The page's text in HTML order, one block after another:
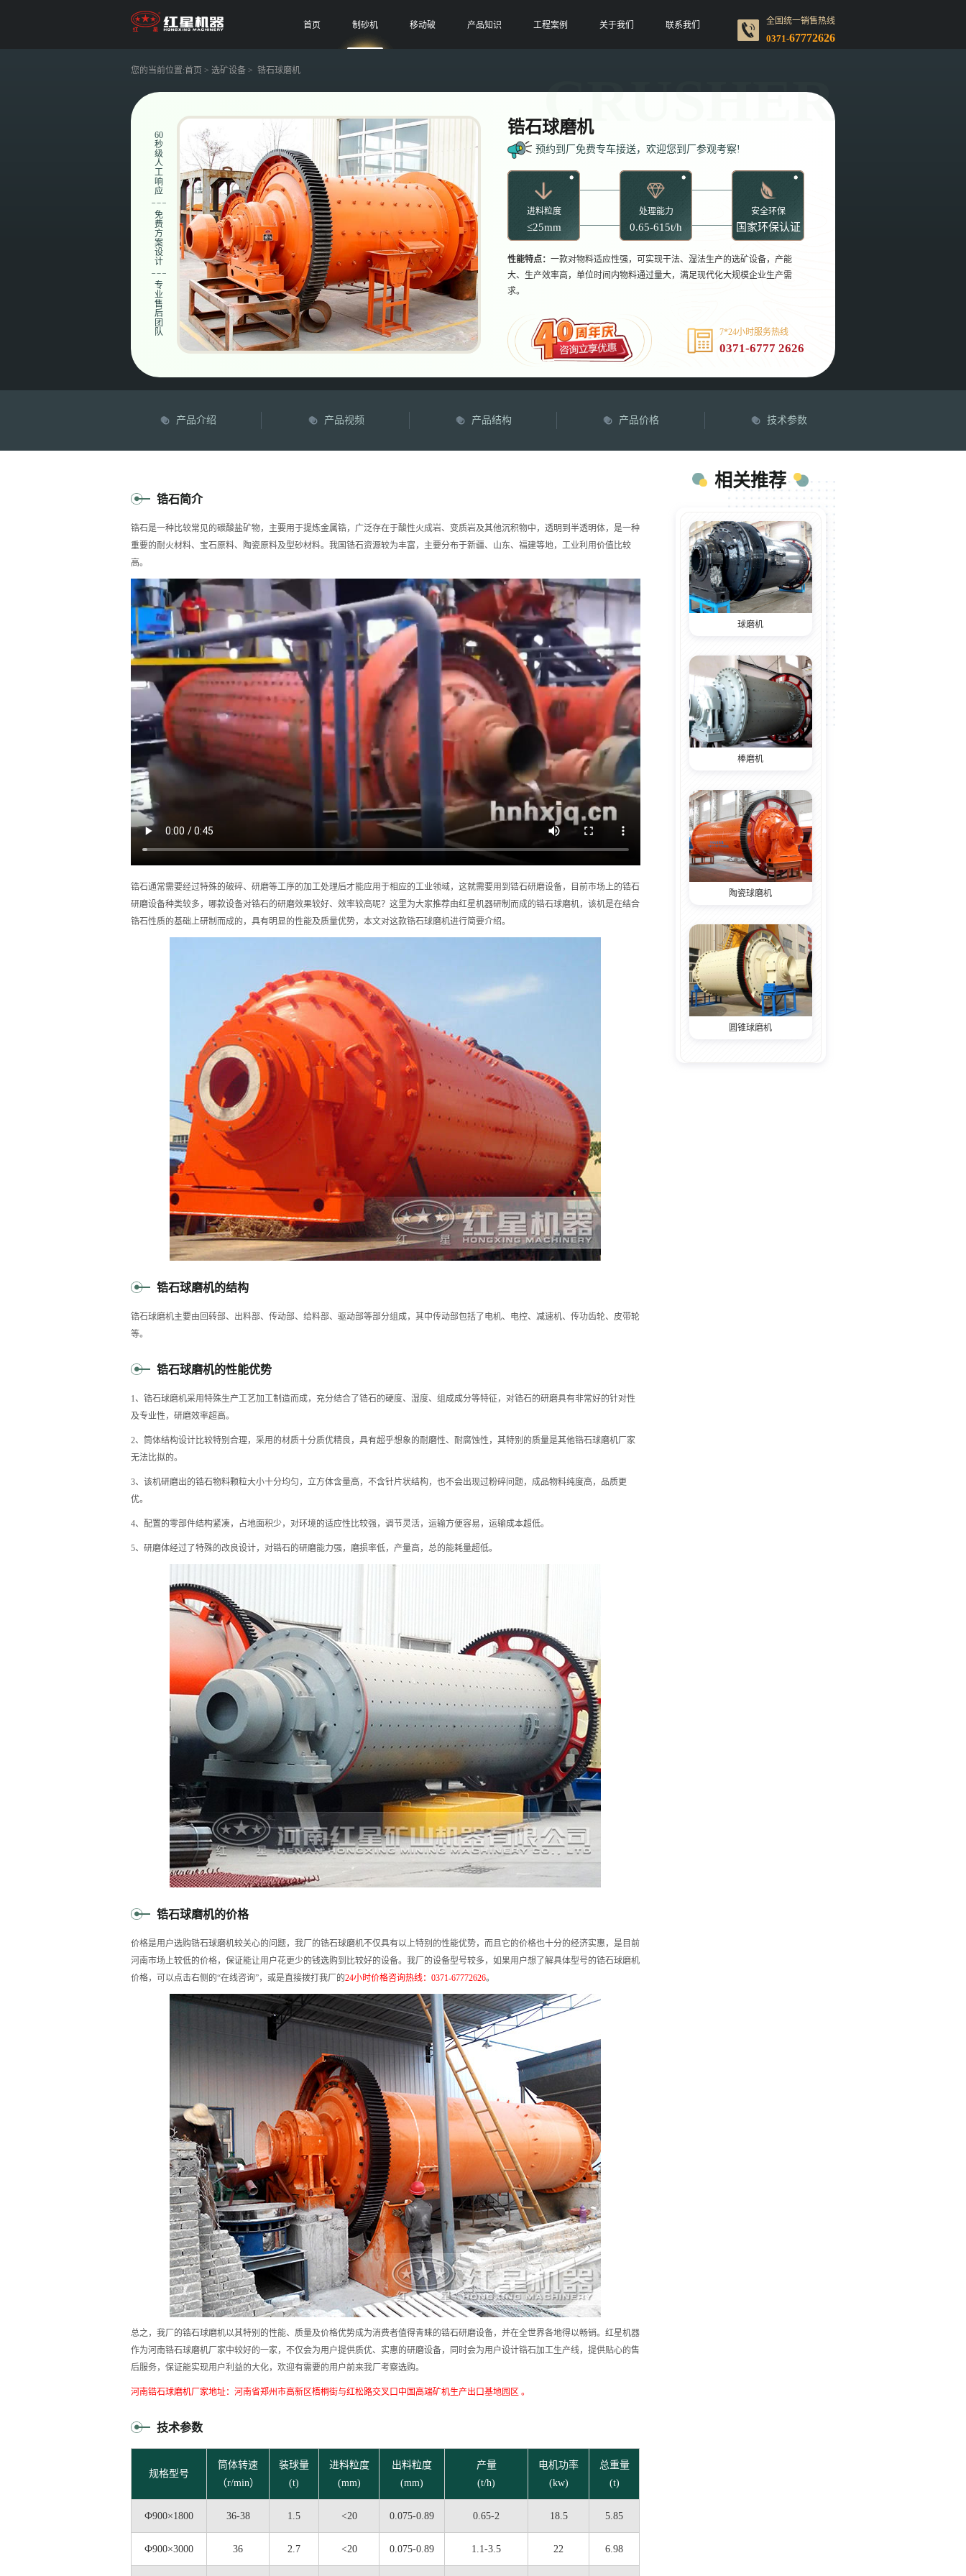
全国统一销售热线
0371-67772626
首页 制砂机 移动破 产品知识 工程案例 关于我们 联系我们
您的当前位置:首页 > 选矿设备 > 锆石球磨机
60
秒
级
人
工
响
应
免
费
方
案
设
计
专
业
售
后
团
队
锆石球磨机
预约到厂免费专车接送，欢迎您到厂参观考察!
进料粒度
≤25mm
处理能力
0.65-615t/h
安全环保
国家环保认证
性能特点： 一款对物料适应性强，可实现干法、湿法生产的选矿设备，产能
大、生产效率高，单位时间内物料通过量大，满足现代化大规模企业生产需
求。
7*24小时服务热线
0371-6777 2626
产品介绍 产品视频 产品结构 产品价格 技术参数
锆石简介
锆石是一种比较常见的碳酸盐矿物，主要用于提炼金属锆，广泛存在于酸性火成岩、变质岩及其他沉积物中，透明到半透明体，是一种
重要的耐火材料、宝石原料、陶瓷原料及型砂材料。我国锆石资源较为丰富，主要分布于新疆、山东、福建等地，工业利用价值比较
高。
锆石通常需要经过特殊的破碎、研磨等工序的加工处理后才能应用于相应的工业领域，这就需要用到锆石研磨设备，目前市场上的锆石
研磨设备种类较多，哪款设备对锆石的研磨效果较好、效率较高呢？这里为大家推荐由红星机器研制而成的锆石球磨机，该机是在结合
锆石性质的基础上研制而成的，具有明显的性能及质量优势，本文对这款锆石球磨机进行简要介绍。
锆石球磨机的结构
锆石球磨机主要由回转部、出料部、传动部、给料部、驱动部等部分组成，其中传动部包括了电机、电控、减速机、传功齿轮、皮带轮
等。
锆石球磨机的性能优势
1、锆石球磨机采用特殊生产工艺加工制造而成，充分结合了锆石的硬度、湿度、组成成分等特征，对锆石的研磨具有非常好的针对性
及专业性，研磨效率超高。
2、筒体结构设计比较特别合理，采用的材质十分质优精良，具有超乎想象的耐磨性、耐腐蚀性，其特别的质量是其他锆石球磨机厂家
无法比拟的。
3、该机研磨出的锆石物料颗粒大小十分均匀，立方体含量高，不含针片状结构，也不会出现过粉碎问题，成品物料纯度高，品质更
优。
4、配置的零部件结构紧凑，占地面积少，对环境的适应性比较强，调节灵活，运输方便容易，运输成本超低。
5、研磨体经过了特殊的改良设计，对锆石的研磨能力强，磨损率低，产量高，总的能耗量超低。
锆石球磨机的价格
价格是用户选购锆石球磨机较关心的问题，我厂的锆石球磨机不仅具有以上特别的性能优势，而且它的价格也十分的经济实惠，是目前
河南市场上较低的价格，保证能让用户花更少的钱选购到比较好的设备。我厂的设备型号较多，如果用户想了解具体型号的锆石球磨机
价格，可以点击右侧的“在线咨询”，或是直接拨打我厂的24小时价格咨询热线：0371-67772626。
总之，我厂的锆石球磨机以其特别的性能、质量及价格优势成为消费者值得青睐的锆石研磨设备，并在全世界各地得以畅销。红星机器
作为河南锆石球磨机厂家中较好的一家，不仅会为用户提供质优、实惠的研磨设备，同时会为用户设计锆石加工生产线，提供贴心的售
后服务，保证能实现用户利益的大化，欢迎有需要的用户前来我厂考察选购。
河南锆石球磨机厂家地址：河南省郑州市高新区梧桐街与红松路交叉口中国高端矿机生产出口基地园区 。
技术参数
规格型号
筒体转速
（r/min）
装球量
(t)
进料粒度
(mm)
出料粒度
(mm)
产量
(t/h)
电机功率
(kw)
总重量
(t)
Ф900×1800 36-38 1.5 <20 0.075-0.89 0.65-2 18.5 5.85
Ф900×3000 36 2.7 <20 0.075-0.89 1.1-3.5 22 6.98
相关推荐
球磨机
棒磨机
陶瓷球磨机
圆锥球磨机